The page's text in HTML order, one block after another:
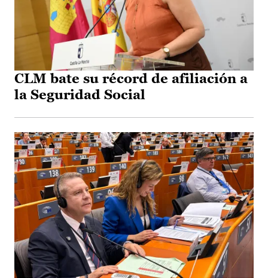
CLM bate su récord de afiliación a
la Seguridad Social